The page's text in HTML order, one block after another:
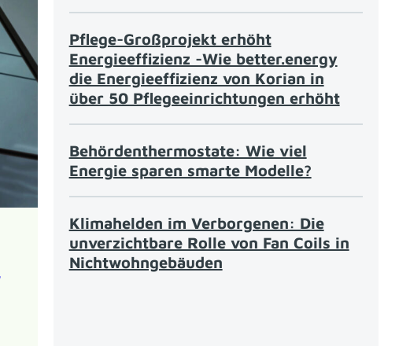
Pflege-Großprojekt erhöht
Energieeffizienz -Wie better.energy
die Energieeffizienz von Korian in
über 50 Pflegeeinrichtungen erhöht
Behördenthermostate: Wie viel
Energie sparen smarte Modelle?
Klimahelden im Verborgenen: Die
unverzichtbare Rolle von Fan Coils in
Nichtwohngebäuden